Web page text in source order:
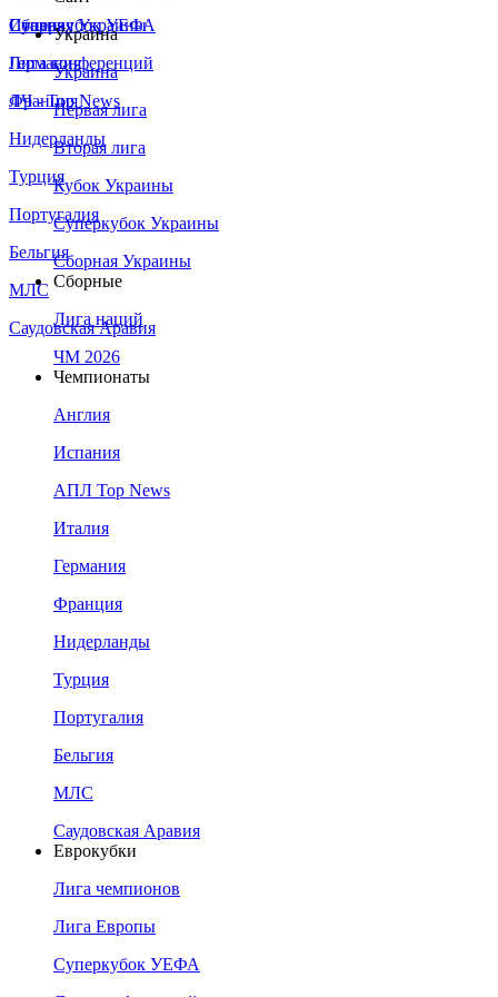
Сборная Украины
Италия
Германия
Франция
Нидерланды
Турция
Португалия
Бельгия
МЛС
Саудовская Аравия
Суперкубок УЕФА
Лига конференций
ЛЧ - Top News
Украина
Украина
Первая лига
Вторая лига
Кубок Украины
Суперкубок Украины
Сборная Украины
Сборные
Лига наций
ЧМ 2026
Чемпионаты
Англия
Испания
АПЛ Top News
Италия
Германия
Франция
Нидерланды
Турция
Португалия
Бельгия
МЛС
Саудовская Аравия
Еврокубки
Лига чемпионов
Лига Европы
Суперкубок УЕФА